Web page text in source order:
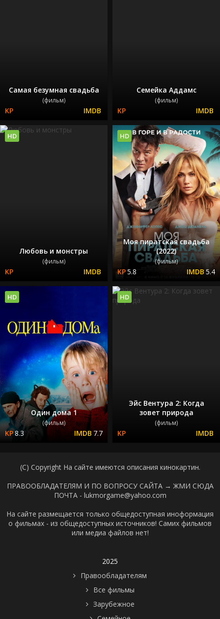
Самая безумная свадьба
(фильм)
Семейка Аддамс
(фильм)
Любовь и монстры
(фильм)
HD
Моя пиратская свадьба
(2022)
(фильм)
5.8 5.4
HD
Один дома 1
(фильм)
8.3 7.7
HD
Эйс Вентура 2: Когда
зовет природа
(фильм)
HD
(C) Copyright На сайте имеются описания кинокартин.
ПРАВООБЛАДАТЕЛЯМ И ПО ВОПРОСУ САЙТА → ЖМИ СЮДА
ПОЧТА - lukmorgame@yahoo.com
На сайте размещается только общедоступная иноформация
о фильмах - из общедоступных источников! Самих фильмов
или медиа файлов нет!
2025
Правообладателям
Все фильмы
Зарубежное